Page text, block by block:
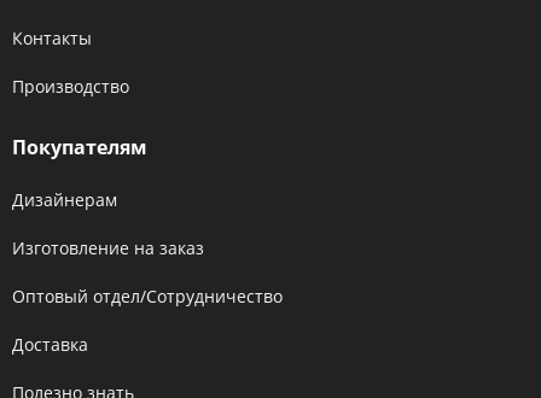
Контакты
Производство
Покупателям
Дизайнерам
Изготовление на заказ
Оптовый отдел/Сотрудничество
Доставка
Полезно знать